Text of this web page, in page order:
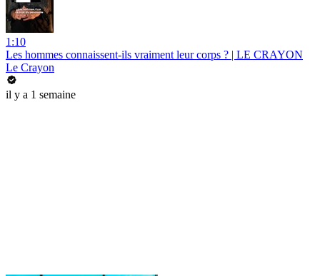
1:10
Les hommes connaissent-ils vraiment leur corps ? | LE CRAYON
Le Crayon
il y a 1 semaine